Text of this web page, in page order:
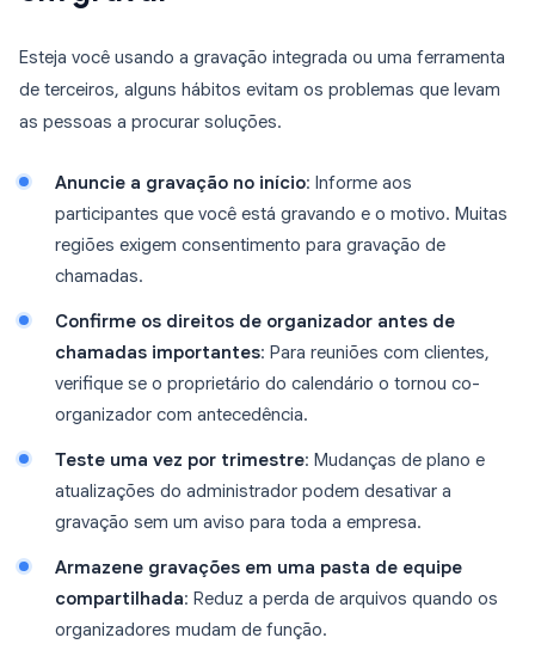
Esteja você usando a gravação integrada ou uma ferramenta
de terceiros, alguns hábitos evitam os problemas que levam
as pessoas a procurar soluções.
Anuncie a gravação no início: Informe aos
participantes que você está gravando e o motivo. Muitas
regiões exigem consentimento para gravação de
chamadas.
Confirme os direitos de organizador antes de
chamadas importantes: Para reuniões com clientes,
verifique se o proprietário do calendário o tornou co-
organizador com antecedência.
Teste uma vez por trimestre: Mudanças de plano e
atualizações do administrador podem desativar a
gravação sem um aviso para toda a empresa.
Armazene gravações em uma pasta de equipe
compartilhada: Reduz a perda de arquivos quando os
organizadores mudam de função.